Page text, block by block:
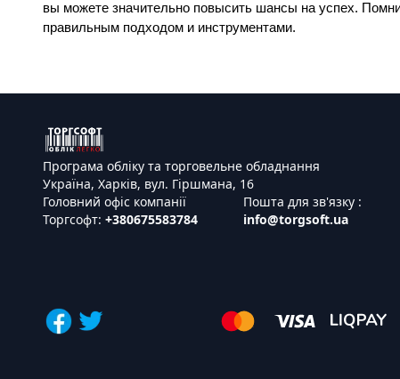
вы можете значительно повысить шансы на успех.
правильным подходом и инструментами.
Програма обліку та торговельне обладнання
Україна, Харків, вул. Гіршмана, 16
Головний офіс компанії
Торгсофт: +380675583784
Пошта для зв'язку :
info@torgsoft.ua